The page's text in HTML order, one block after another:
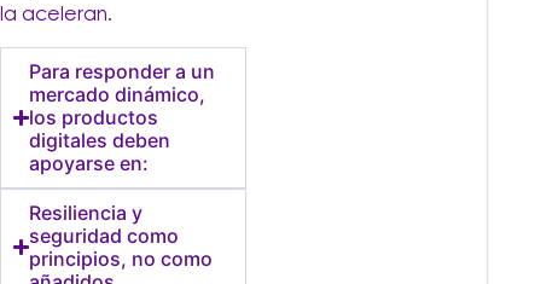
la aceleran.
Para responder a un
mercado dinámico,
los productos
digitales deben
apoyarse en:
Resiliencia y
seguridad como
principios, no como